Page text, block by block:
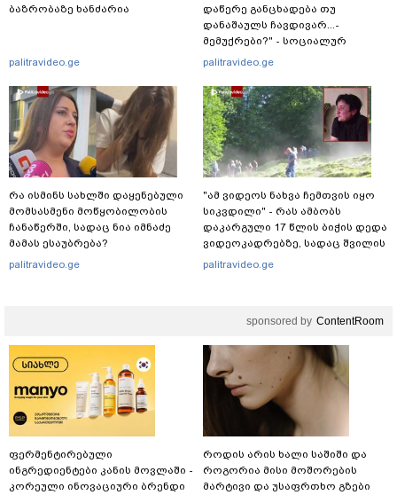
ბაზრობაზე ხანძარია
palitravideo.ge
რა ისმინს სახლში დაყენებული
მომსასმენი მოწყობილობის
ჩანაწერში, სადაც ნია იმნაძე
მამას ესაუბრება?
palitravideo.ge
დაწერე განცხადება თუ
დანაშაულს ჩავდივარ...-
მემუქრები?" - სოციალურ
ქსელში სკანდალური კადრები
palitravideo.ge
"ამ ვიდეოს ნახვა ჩემთვის იყო
სიკვდილი" - რას ამბობს
დაკარგული 17 წლის ბიჭის დედა
ვიდეოკადრებზე, სადაც შვილის
განწირული ვედრების ხმა
palitravideo.ge
sponsored by ContentRoom
ფერმენტირებული
ინგრედიენტები კანის მოვლაში -
კორეული ინოვაციური ბრენდი
როდის არის ხალი საშიში და
როგორია მისი მოშორების
მარტივი და უსაფრთხო გზები